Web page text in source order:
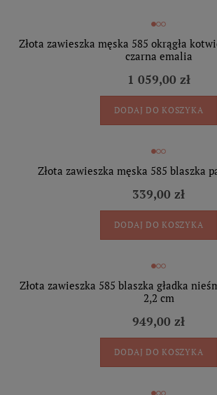
Złota zawieszka męska 585 okrągła
czarna emalia
1 059,00 zł
DODAJ DO KOSZYKA
Złota zawieszka męska 585 blaszka
339,00 zł
DODAJ DO KOSZYKA
Złota zawieszka 585 blaszka gładka
2,2 cm
949,00 zł
DODAJ DO KOSZYKA